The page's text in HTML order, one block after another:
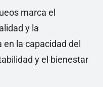
marca el
y la
la capacidad del
y el bienestar